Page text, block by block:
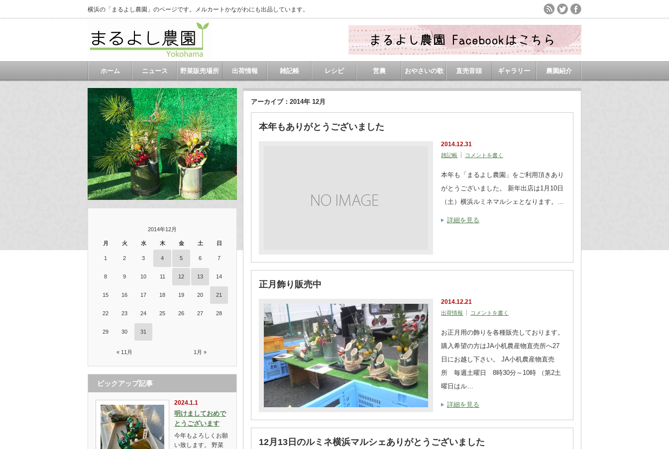
横浜の「まるよし農園」のページです。メルカートかながわにも出品しています。
ホーム ニュース 野菜販売場所 出荷情報 雑記帳 レシピ 営農 おやさいの歌 直売音頭 ギャラリー 農園紹介
アーカイブ：2014年 12月
本年もありがとうございました
2014.12.31
雑記帳 コメントを書く
本年も「まるよし農園」をご利用頂きあり
がとうございました。 新年出店は1月10日
（土）横浜ルミネマルシェとなります。…
詳細を見る
正月飾り販売中
2014.12.21
出荷情報 コメントを書く
お正月用の飾りを各種販売しております。
購入希望の方はJA小机農産物直売所へ27
日にお越し下さい。 JA小机農産物直売
所 毎週土曜日 8時30分～10時 （第2土
曜日はル…
詳細を見る
12月13日のルミネ横浜マルシェありがとうございました
2014年12月
月 火 水 木 金 土 日
« 11月 1月 »
1 2 3 4 5 6 7
8 9 10 11 12 13 14
15 16 17 18 19 20 21
22 23 24 25 26 27 28
29 30 31
ピックアップ記事
2024.1.1
明けましておめで
とうございます
今年もよろしくお願
い致します。 野菜